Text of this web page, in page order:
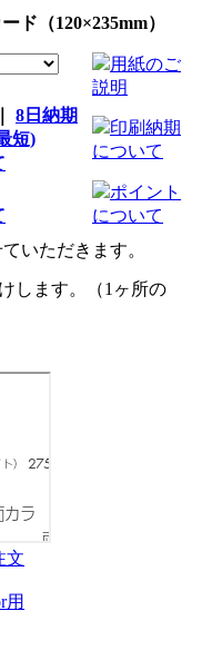
ド（120×235mm）
用紙のご
説明
8日納期
短)
印刷納期
について
ポイント
について
用